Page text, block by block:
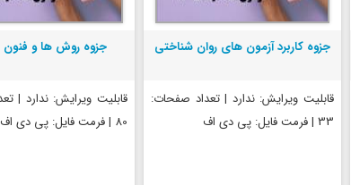
جزوه کاربرد آزمون های روان شناختی
قابلیت ویرایش: ندارد | تعداد صفحات:
33 | فرمت فایل: پی دی اف
جزوه روش ها و فنون
قابلیت ویرایش: ندارد |
80 | فرمت فایل: پی دی اف